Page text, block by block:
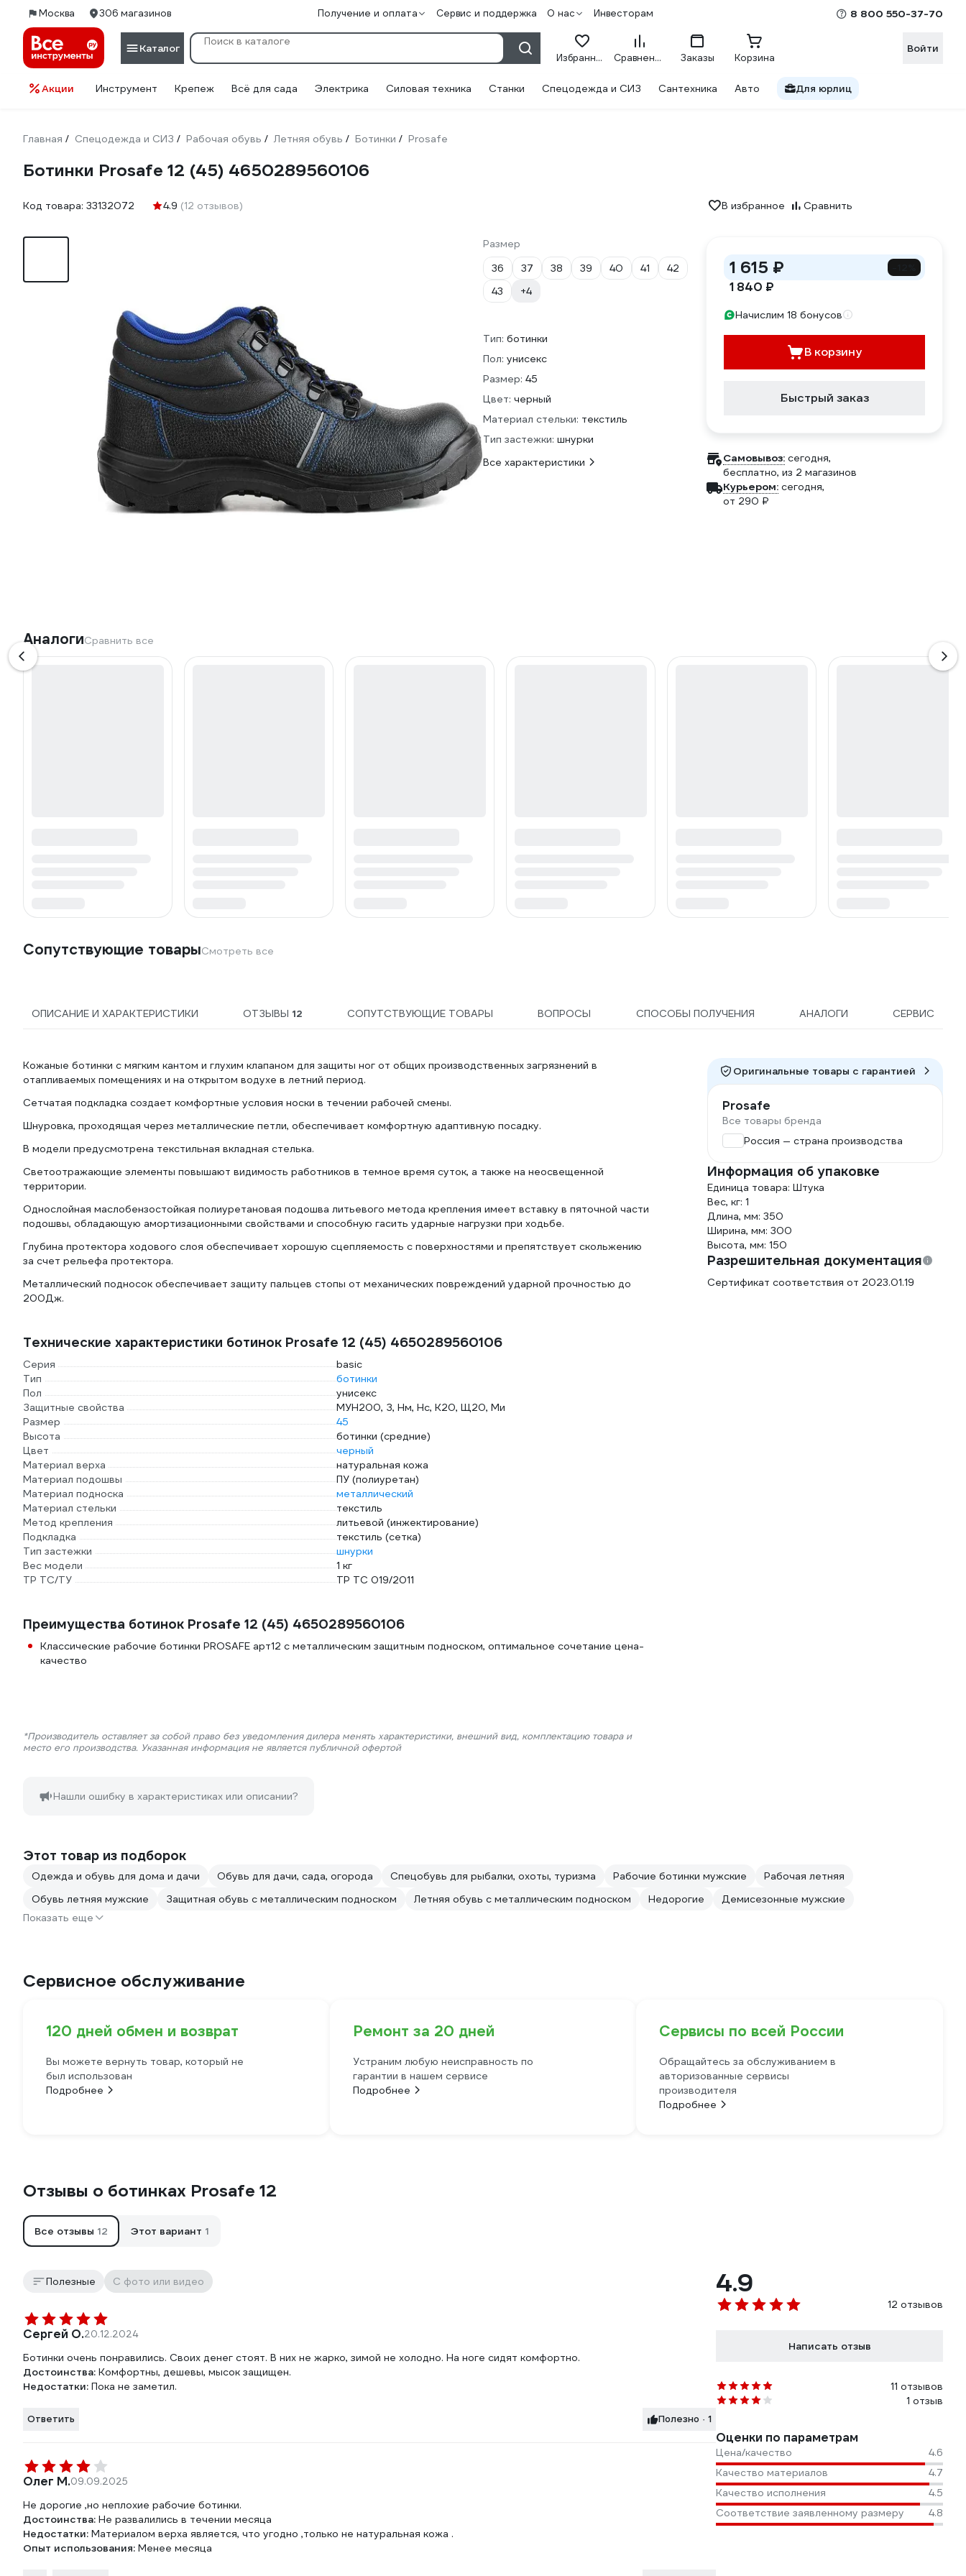
Москва 306 магазинов Получение и оплата Сервис и поддержка О нас Инвесторам 8 800 550-37-70
Каталог
Избранное Сравнение Заказы Корзина
Войти
Акции Инструмент Крепеж Всё для сада Электрика Силовая техника Станки Спецодежда и СИЗ Сантехника Авто Для юрлиц
Главная / Спецодежда и СИЗ / Рабочая обувь / Летняя обувь / Ботинки / Prosafe
Ботинки Prosafe 12 (45) 4650289560106
Код товара: 33132072 4.9 (12 отзывов) В избранное Сравнить
Размер
36
37 38 39 40 41
42
43
+4
Тип: ботинки
Пол: унисекс
Размер: 45
Цвет: черный
Материал стельки: текстиль
Тип застежки: шнурки
Все характеристики
1 615 ₽
1 840 ₽
Начислим 18 бонусов
В корзину
Быстрый заказ
Самовывоз: сегодня,
бесплатно, из 2 магазинов
Курьером: сегодня,
от 290 ₽
АналогиСравнить все
Сопутствующие товарыСмотреть все
ОПИСАНИЕ И ХАРАКТЕРИСТИКИ ОТЗЫВЫ 12 СОПУТСТВУЮЩИЕ ТОВАРЫ ВОПРОСЫ СПОСОБЫ ПОЛУЧЕНИЯ АНАЛОГИ СЕРВИС
Кожаные ботинки c мягким кантом и глухим клапаном для защиты ног от общих производственных загрязнений в
отапливаемых помещениях и на открытом водухе в летний период.
Сетчатая подкладка создает комфортные условия носки в течении рабочей смены.
Шнуровка, проходящая через металлические петли, обеспечивает комфортную адаптивную посадку.
В модели предусмотрена текстильная вкладная стелька.
Светоотражающие элементы повышают видимость работников в темное время суток, а также на неосвещенной
территории.
Однослойная маслобензостойкая полиуретановая подошва литьевого метода крепления имеет вставку в пяточной части
подошвы, обладающую амортизационными свойствами и способную гасить ударные нагрузки при ходьбе.
Глубина протектора ходового слоя обеспечивает хорошую сцепляемость с поверхностями и препятствует скольжению
за счет рельефа протектора.
Металлический подносок обеспечивает защиту пальцев стопы от механических повреждений ударной прочностью до
200Дж.
Технические характеристики ботинок Prosafe 12 (45) 4650289560106
Серия
basic
Тип
ботинки
Пол
унисекс
Защитные свойства
МУН200, З, Нм, Нс, К20, Щ20, Ми
Размер
45
Высота
ботинки (средние)
Цвет
черный
Материал верха
натуральная кожа
Материал подошвы
ПУ (полиуретан)
Материал подноска
металлический
Материал стельки
текстиль
Метод крепления
литьевой (инжектирование)
Подкладка
текстиль (сетка)
Тип застежки
шнурки
Вес модели
1 кг
ТР ТС/ТУ
ТР ТС 019/2011
Преимущества ботинок Prosafe 12 (45) 4650289560106
Классические рабочие ботинки PROSAFE арт12 с металлическим защитным подноском, оптимальное сочетание цена-
качество
*Производитель оставляет за собой право без уведомления дилера менять характеристики, внешний вид, комплектацию товара и
место его производства. Указанная информация не является публичной офертой
Нашли ошибку в характеристиках или описании?
Оригинальные товары c гарантией
Prosafe
Все товары бренда
Россия — страна производства
Информация об упаковке
Единица товара: Штука
Вес, кг: 1
Длина, мм: 350
Ширина, мм: 300
Высота, мм: 150
Разрешительная документация
Сертификат соответствия от 2023.01.19
Этот товар из подборок
Одежда и обувь для дома и дачи Обувь для дачи, сада, огорода Спецобувь для рыбалки, охоты, туризма Рабочие ботинки мужские
Рабочая летняя
Обувь летняя мужские
Защитная обувь с металлическим подноском Летняя обувь с металлическим подноском Недорогие
Демисезонные мужские
Показать еще
Сервисное обслуживание
120 дней обмен и возврат
Вы можете вернуть товар, который не
был использован
Подробнее
Ремонт за 20 дней
Устраним любую неисправность по
гарантии в нашем сервисе
Подробнее
Сервисы по всей России
Обращайтесь за обслуживанием в
авторизованные сервисы
производителя
Подробнее
Отзывы о ботинках Prosafe 12
Все отзывы 12 Этот вариант 1
4.9
12 отзывов
Написать отзыв
11 отзывов
1 отзыв
Оценки по параметрам
Цена/качество
4.6
Качество материалов
4.7
Качество исполнения
4.5
Соответствие заявленному размеру
4.8
Полезные С фото или видео
Сергей О.20.12.2024
Ботинки очень понравились. Своих денег стоят. В них не жарко, зимой не холодно. На ноге сидят комфортно.
Достоинства: Комфортны, дешевы, мысок защищен.
Недостатки: Пока не заметил.
Ответить Полезно · 1
Олег М.09.09.2025
Не дорогие ,но неплохие рабочие ботинки.
Достоинства: Не развалились в течении месяца
Недостатки: Материалом верха является, что угодно ,только не натуральная кожа .
Опыт использования: Менее месяца